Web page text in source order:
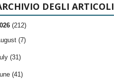
DEGLI ARTICOLI
(212)
(7)
(31)
(41)